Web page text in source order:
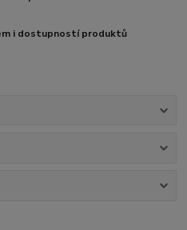
i dostupností produktů